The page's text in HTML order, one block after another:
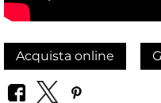
Acquista online